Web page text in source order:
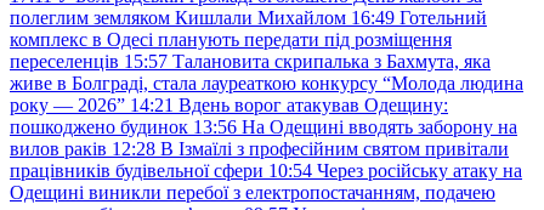
полеглим земляком Кишлали Михайлом 16:49 Готельний
комплекс в Одесі планують передати під розміщення
переселенців 15:57 Талановита скрипалька з Бахмута, яка
живе в Болграді, стала лауреаткою конкурсу “Молода людина
року — 2026” 14:21 Вдень ворог атакував Одещину:
пошкоджено будинок 13:56 На Одещині вводять заборону на
вилов раків 12:28 В Ізмаїлі з професійним святом привітали
працівників будівельної сфери 10:54 Через російську атаку на
Одещині виникли перебої з електропостачанням, подачею